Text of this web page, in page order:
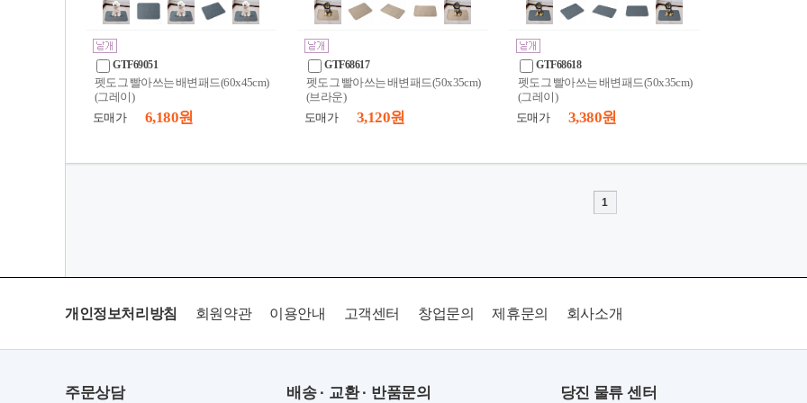
GTF69051
펫도그 빨아쓰는 배변패드(60x45cm)
(그레이)
도매가
6,180 원
GTF68617
펫도그 빨아쓰는 배변패드(50x35cm)
(브라운)
도매가
3,120 원
GTF68618
펫도그 빨아쓰는 배변패드(50x35cm)
(그레이)
도매가
3,380 원
1
개인정보처리방침 회원약관 이용안내 고객센터 창업문의 제휴문의 회사소개
주문상담 배송 · 교환 · 반품문의 당진 물류 센터